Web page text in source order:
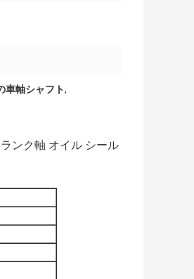
車軸シャフト,
ンク軸 オイル シール